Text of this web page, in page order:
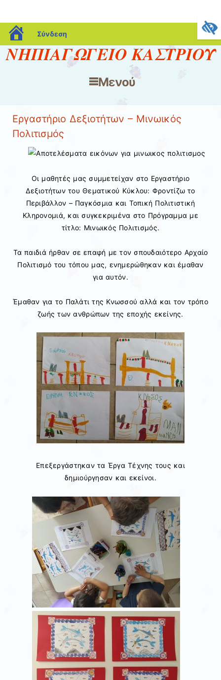
blogs.sch.gr
Σύνδεση
ΝΗΠΙΑΓΩΓΕΙΟ ΚΑΣΤΡΙΟΥ
Μενού
Εργαστήριο Δεξιοτήτων – Μινωικός
Πολιτισμός
Οι μαθητές μας συμμετείχαν στο Εργαστήριο
Δεξιοτήτων του Θεματικού Κύκλου: Φροντίζω το
Περιβάλλον – Παγκόσμια και Τοπική Πολιτιστική
Κληρονομιά, και συγκεκριμένα στο Πρόγραμμα με
τίτλο: Μινωικός Πολιτισμός.
Τα παιδιά ήρθαν σε επαφή με τον σπουδαιότερο Αρχαίο
Πολιτισμό του τόπου μας, ενημερώθηκαν και έμαθαν
για αυτόν.
Έμαθαν για το Παλάτι της Κνωσσού αλλά και τον τρόπο
ζωής των ανθρώπων της εποχής εκείνης.
Επεξεργάστηκαν τα Έργα Τέχνης τους και
δημιούργησαν και εκείνοι.